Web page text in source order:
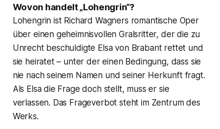
Wovon handelt „Lohengrin“?
Lohengrin ist Richard Wagners romantische Oper
über einen geheimnisvollen Gralsritter, der die zu
Unrecht beschuldigte Elsa von Brabant rettet und
sie heiratet – unter der einen Bedingung, dass sie
nie nach seinem Namen und seiner Herkunft fragt.
Als Elsa die Frage doch stellt, muss er sie
verlassen. Das Frageverbot steht im Zentrum des
Werks.